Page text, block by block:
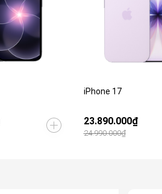
iPhone 17
23.890.000₫
24.990.000₫